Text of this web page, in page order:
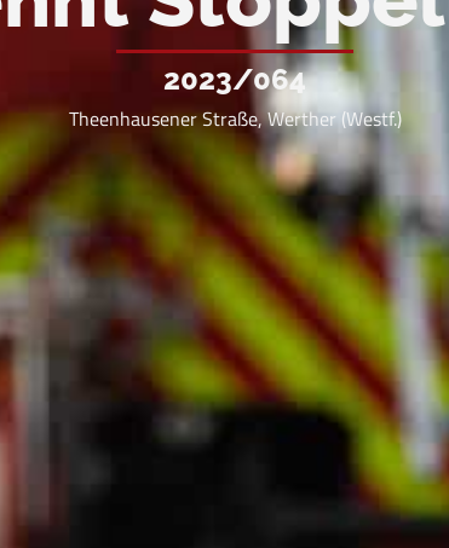
2023/064
Theenhausener Straße, Werther (Westf.)